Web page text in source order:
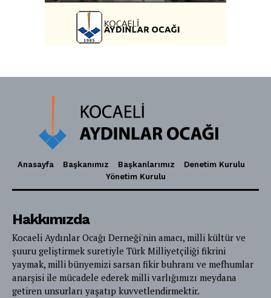
Anasayfa Başkanımız Başkanlarımız
Denetim Kurulu
Yönetim Kurulu
Hakkımızda
Kocaeli Aydınlar Ocağı Derneği'nin amacı, milli kültür ve
şuuru geliştirmek suretiyle Türk Milliyetçiliği fikrini
yaymak, milli bünyemizi sarsan fikir buhranı ve mefhumlar
anarşisi ile mücadele ederek milli varlığımızı meydana
getiren unsurları yaşatıp kuvvetlendirmektir.